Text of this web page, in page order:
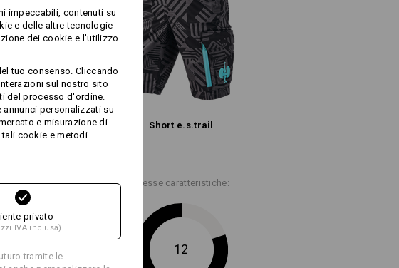
Stirare a freddo
!!! Fornitura fino ad esaurimento scorte!
Progetta tu
SLIDE-SYSTEM-POCKETS
SCORRE COME SU BINARI.
sistema scorrevole, le tasche Tool Pockets
fissare facilmente a destra e a sinistra alla vita
da lavoro e.s.concrete: le tasche portautensili da
passando quasi inosservati in assenza delle tasche
Il minimalismo con il massimo spazio per riporre.
Short e.s.​trail
Stesse caratteristiche:
12
impeccabili, contenuti su
e delle altre tecnologie
dei cookie e l'utilizzo
tuo consenso. Cliccando
sul nostro sito
del processo d'ordine.
personalizzati su
e misurazione di
cookie e metodi
privato
IVA inclusa)
tramite le